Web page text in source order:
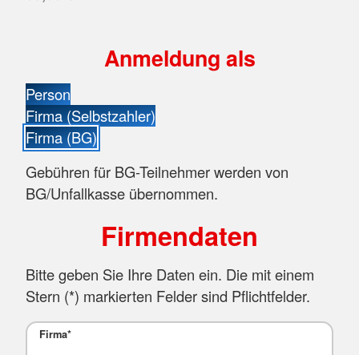
Anmeldung als
Person
Firma (Selbstzahler)
Firma (BG)
Gebühren für BG-Teilnehmer werden von
BG/Unfallkasse übernommen.
Firmendaten
Bitte geben Sie Ihre Daten ein. Die mit einem
Stern (*) markierten Felder sind Pflichtfelder.
Firma*